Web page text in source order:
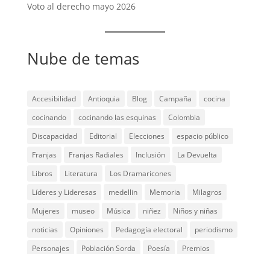
Voto al derecho mayo 2026
Nube de temas
Accesibilidad Antioquia Blog Campaña
cocina
cocinando
cocinando las esquinas
Colombia
Discapacidad
Editorial Elecciones
espacio público
Franjas
Franjas Radiales Inclusión
La Devuelta
Libros
Literatura
Los Dramaricones
Líderes y Lideresas
medellin Memoria
Milagros
Mujeres
museo Música niñez
Niños y niñas
noticias
Opiniones Pedagogía electoral
periodismo
Personajes
Población Sorda Poesía
Premios